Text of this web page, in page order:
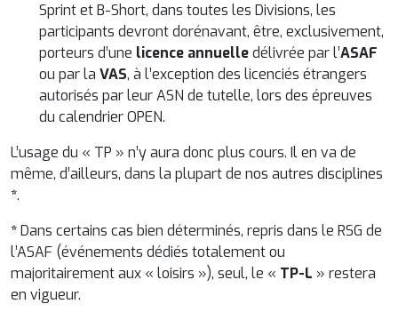
Sprint et B-Short, dans toutes les Divisions, les
participants devront dorénavant, être, exclusivement,
porteurs d’une licence annuelledélivrée par l’ASAF
ou par la VAS, à l’exception des licenciés étrangers
autorisés par leur ASN de tutelle, lors des épreuves
du calendrier OPEN.
L’usage du « TP » n’y aura donc plus cours. Il en va de
même, d’ailleurs, dans la plupart de nos autres disciplines
*.
*Dans certains cas bien déterminés, repris dans le RSG de
l’ASAF (événements dédiés totalement ou
majoritairement aux « loisirs »), seul, le « TP-L » restera
en vigueur.